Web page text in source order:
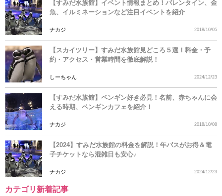
【すみだ水族館】イベント情報まとめ！バレンタイン、金
魚、イルミネーションなど注目イベントを紹介
ナカジ 2018/10/05
【スカイツリー】すみだ水族館見どころ５選！料金・予
約・アクセス・営業時間を徹底解説！
しーちゃん 2024/12/23
【すみだ水族館】ペンギン好き必見！名前、赤ちゃんに会
える時期、ペンギンカフェを紹介！
ナカジ 2018/10/08
【2024】すみだ水族館の料金を解説！年パスがお得＆電
子チケットなら混雑日も安心♪
ナカジ 2024/12/23
カテゴリ新着記事